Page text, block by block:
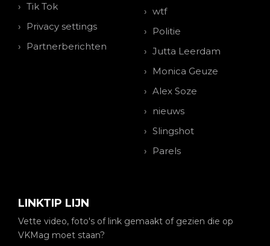
Tik Tok
Privacy settings
Partnerberichten
wtf
Politie
Jutta Leerdam
Monica Geuze
Alex Soze
nieuws
Slingshot
Parels
LINKTIP LIJN
Vette video, foto's of link gemaakt of gezien die op
VKMag moet staan?